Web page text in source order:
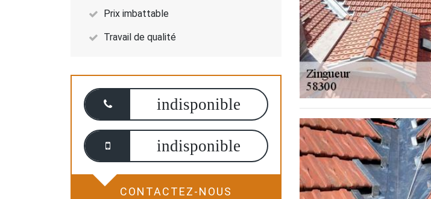
Prix imbattable
Travail de qualité
indisponible
indisponible
CONTACTEZ-NOUS